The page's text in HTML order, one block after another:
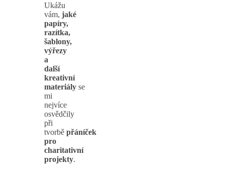
Ukážu
vám, jaké
papíry,
razítka,
šablony,
výřezy
a
další
kreativní
materiály se
mi
nejvíce
osvědčily
při
tvorbě přáníček
pro
charitativní
projekty.